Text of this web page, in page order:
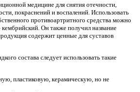
медицине для снятия отечности,
покраснений и воспалений. Использовать
противоартритного средства можно
Он также получил название
содержит ценные для суставов
состава следует использовать такие
пластиковую, керамическую, но не